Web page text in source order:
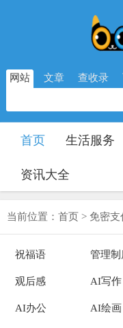
网站 文章 查收录
首页 生活服务
资讯大全
当前位置： 首页 > 免密支
祝福语 管理制
观后感 AI写作
AI办公 AI绘画